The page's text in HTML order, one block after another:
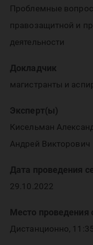
Проблемные
правозащитной и
деятельности
Докладчик
магистранты и
Эксперт(ы)
Кисельман
Андрей Викторович
Дата проведения
29.10.2022
Место проведения
Дистанционно,